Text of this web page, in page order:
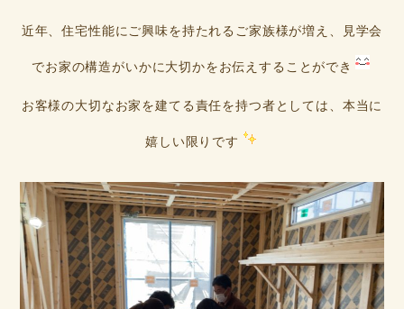
近年、住宅性能にご興味を持たれるご家族様が増え、見学会
でお家の構造がいかに大切かをお伝えすることができ
お客様の大切なお家を建てる責任を持つ者としては、本当に
嬉しい限りです